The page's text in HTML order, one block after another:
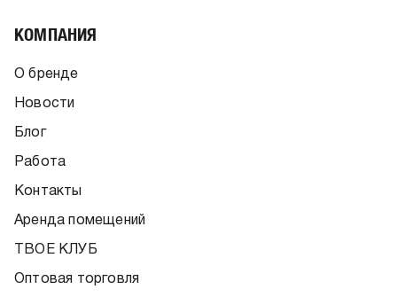
КОМПАНИЯ
О бренде
Новости
Блог
Работа
Контакты
Аренда помещений
ТВОЕ КЛУБ
Оптовая торговля